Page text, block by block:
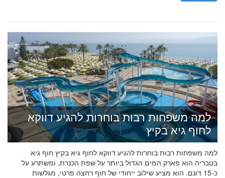
למה משפחות רבות בוחרות להגיע דווקא
לחוף גיא בקיץ
למה משפחות רבות בוחרות להגיע דווקא לחוף גיא בקיץ חוף גיא
בטבריה הוא פארק המים הגדול ביותר על שפת הכנרת, ומשתרע על
כ-15 דונם. הוא מציע שילוב ייחודי של חוף רחצה פרטי, מגלשות